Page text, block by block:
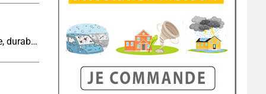
Cinquième canicule de l’été : un épisode intense, durable et étendu la semaine prochaine